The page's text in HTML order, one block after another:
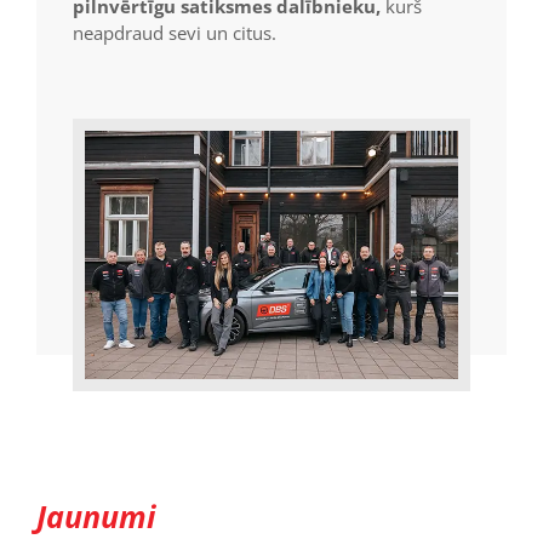
pilnvērtīgu satiksmes dalībnieku, kurš
neapdraud sevi un citus.
Jaunumi